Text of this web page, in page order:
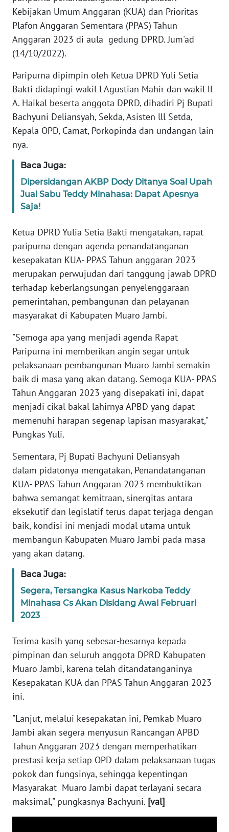
Kebijakan Umum Anggaran (KUA) dan Prioritas
Plafon Anggaran Sementara (PPAS) Tahun
Anggaran 2023 di aula gedung DPRD. Jum'ad
(14/10/2022).
Paripurna dipimpin oleh Ketua DPRD Yuli Setia
Bakti didapingi wakil l Agustian Mahir dan wakil ll
A. Haikal beserta anggota DPRD, dihadiri Pj Bupati
Bachyuni Deliansyah, Sekda, Asisten lll Setda,
Kepala OPD, Camat, Porkopinda dan undangan lain
nya.
Baca Juga:
Dipersidangan AKBP Dody Ditanya Soal Upah
Jual Sabu Teddy Minahasa: Dapat Apesnya
Saja!
Ketua DPRD Yulia Setia Bakti mengatakan, rapat
paripurna dengan agenda penandatanganan
kesepakatan KUA- PPAS Tahun anggaran 2023
merupakan perwujudan dari tanggung jawab DPRD
terhadap keberlangsungan penyelenggaraan
pemerintahan, pembangunan dan pelayanan
masyarakat di Kabupaten Muaro Jambi.
"Semoga apa yang menjadi agenda Rapat
Paripurna ini memberikan angin segar untuk
pelaksanaan pembangunan Muaro Jambi semakin
baik di masa yang akan datang. Semoga KUA- PPAS
Tahun Anggaran 2023 yang disepakati ini, dapat
menjadi cikal bakal lahirnya APBD yang dapat
memenuhi harapan segenap lapisan masyarakat,"
Pungkas Yuli.
Sementara, Pj Bupati Bachyuni Deliansyah
dalam pidatonya mengatakan, Penandatanganan
KUA- PPAS Tahun Anggaran 2023 membuktikan
bahwa semangat kemitraan, sinergitas antara
eksekutif dan legislatif terus dapat terjaga dengan
baik, kondisi ini menjadi modal utama untuk
membangun Kabupaten Muaro Jambi pada masa
yang akan datang.
Baca Juga:
Segera, Tersangka Kasus Narkoba Teddy
Minahasa Cs Akan Disidang Awal Februari
2023
Terima kasih yang sebesar-besarnya kepada
pimpinan dan seluruh anggota DPRD Kabupaten
Muaro Jambi, karena telah ditandatanganinya
Kesepakatan KUA dan PPAS Tahun Anggaran 2023
ini.
"Lanjut, melalui kesepakatan ini, Pemkab Muaro
Jambi akan segera menyusun Rancangan APBD
Tahun Anggaran 2023 dengan memperhatikan
prestasi kerja setiap OPD dalam pelaksanaan tugas
pokok dan fungsinya, sehingga kepentingan
Masyarakat Muaro Jambi dapat terlayani secara
maksimal," pungkasnya Bachyuni. [val]
KARIR
DISCLAIMER
Wahana
Regional
WN
SUMUT
WN
JABAR
BANTEN
WN
NTT
KEPRI
PAPUA
WN
PAPUA
BARAT
WN
RIAU
WN
SERAMBI
WN
JAMBI
SULTRA
WN
WN
SULTENG
WN
SULBAR
WN
BABEL
WN
SUMBAR
WN
SUMSEL
WN